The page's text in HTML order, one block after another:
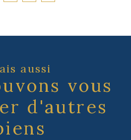
aussi
vous
d'autres